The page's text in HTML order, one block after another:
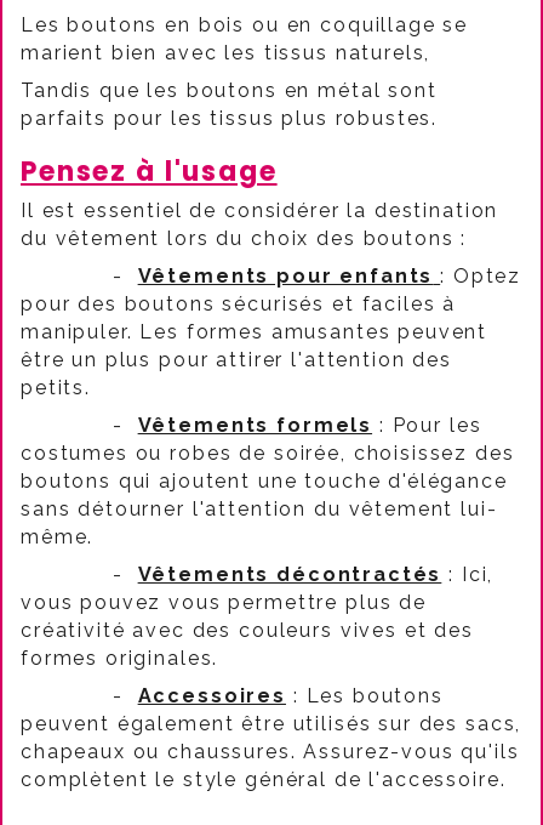
Les boutons en bois ou en coquillage se
marient bien avec les tissus naturels,
Tandis que les boutons en métal sont
parfaits pour les tissus plus robustes.
Pensez à l'usage
Il est essentiel de considérer la destination
du vêtement lors du choix des boutons :
- Vêtements pour enfants : Optez
pour des boutons sécurisés et faciles à
manipuler. Les formes amusantes peuvent
être un plus pour attirer l'attention des
petits.
- Vêtements formels : Pour les
costumes ou robes de soirée, choisissez des
boutons qui ajoutent une touche d'élégance
sans détourner l'attention du vêtement lui-
même.
- Vêtements décontractés : Ici,
vous pouvez vous permettre plus de
créativité avec des couleurs vives et des
formes originales.
- Accessoires : Les boutons
peuvent également être utilisés sur des sacs,
chapeaux ou chaussures. Assurez-vous qu'ils
complètent le style général de l'accessoire.